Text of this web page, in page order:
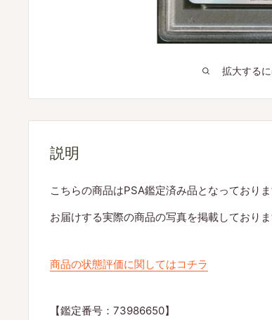
拡大する
説明
こちらの商品はPSA鑑定済み品となっておりま
お届けする実際の商品の写真を掲載しておりま
商品の状態評価に関してはコチラ
【鑑定番号：73986650】